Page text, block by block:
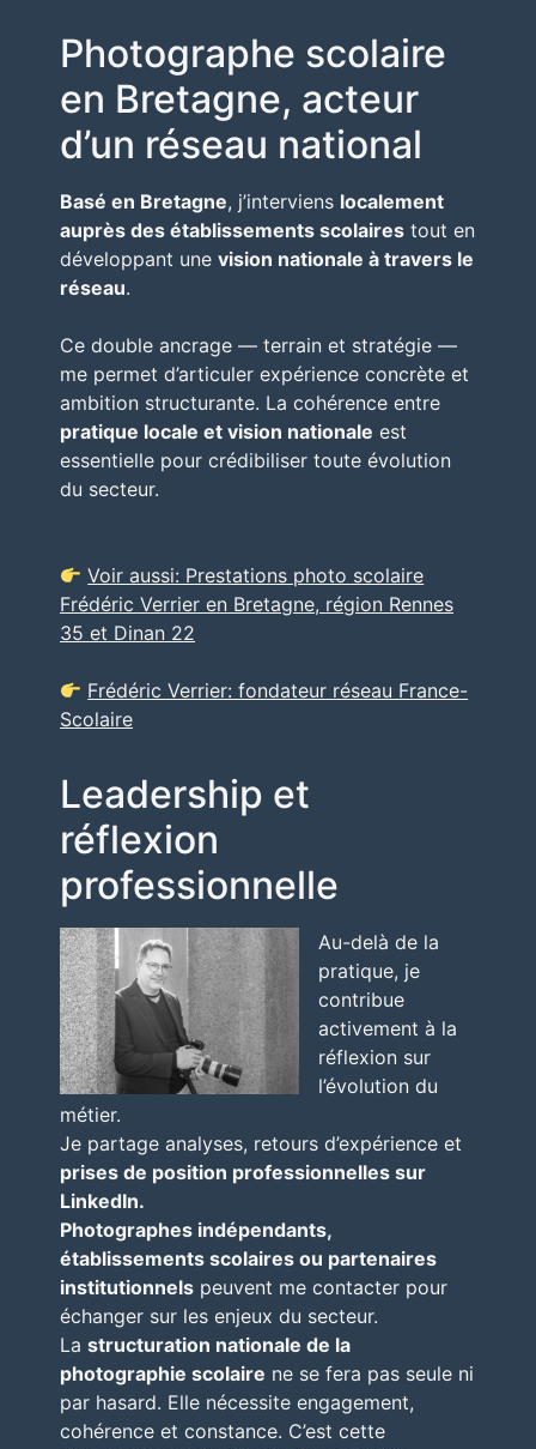
Photographe scolaire
en Bretagne, acteur
d’un réseau national
Basé en Bretagne, j’interviens localement
auprès des établissements scolaires tout en
développant une vision nationale à travers le
réseau.
Ce double ancrage — terrain et stratégie —
me permet d’articuler expérience concrète et
ambition structurante. La cohérence entre
pratique locale et vision nationale est
essentielle pour crédibiliser toute évolution
du secteur.
Voir aussi: Prestations photo scolaire
Frédéric Verrier en Bretagne, région Rennes
35 et Dinan 22
Frédéric Verrier: fondateur réseau France-
Scolaire
Leadership et
réflexion
professionnelle
Au-delà de la
pratique, je
contribue
activement à la
réflexion sur
l’évolution du
métier.
Je partage analyses, retours d’expérience et
prises de position professionnelles sur
LinkedIn.
Photographes indépendants,
établissements scolaires ou partenaires
institutionnels peuvent me contacter pour
échanger sur les enjeux du secteur.
La structuration nationale de la
photographie scolaire ne se fera pas seule ni
par hasard. Elle nécessite engagement,
cohérence et constance. C’est cette